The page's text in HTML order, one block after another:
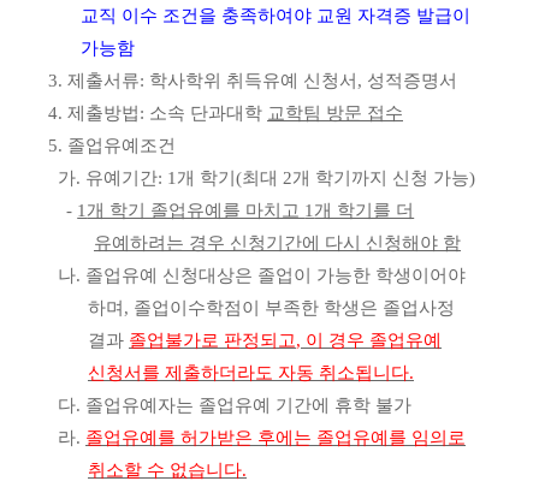
교직 이수 조건을 충족하여야 교원 자격증 발급이
가능함
3. 제출서류: 학사학위 취득유예 신청서 , 성적증명서
4. 제출방법: 소속 단과대학 교학팀 방문 접수
5. 졸업유예조건
가. 유예기간: 1 개 학기 (최대 2개 학기까지 신청 가능)
- 1 개 학기 졸업유예를 마치고 1 개 학기를 더
유예하려는 경우 신청기간에 다시 신청해야 함
나. 졸업유예 신청대상은 졸업이 가능한 학생이어야
하며 , 졸업이수학점이 부족한 학생은 졸업사정
결과 졸업불가로 판정되고, 이 경우 졸업유예
신청서를 제출하더라도 자동 취소됩니다.
다. 졸업유예자는 졸업유예 기간에 휴학 불가
라. 졸업유예를 허가받은 후에는 졸업유예를 임의로
취소할 수 없습니다.